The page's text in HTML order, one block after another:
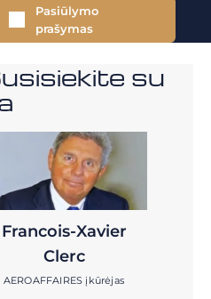
Pasiūlymo
prašymas
su
Francois-Xavier
Clerc
AEROAFFAIRES įkūrėjas